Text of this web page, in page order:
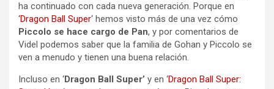
ha continuado con cada nueva generación. Porque en
‘Dragon Ball Super‘ hemos visto más de una vez cómo
Piccolo se hace cargo de Pan, y por comentarios de
Videl podemos saber que la familia de Gohan y Piccolo se
ven a menudo y tienen una buena relación.
Incluso en ‘Dragon Ball Super’ y en ‘Dragon Ball Super: